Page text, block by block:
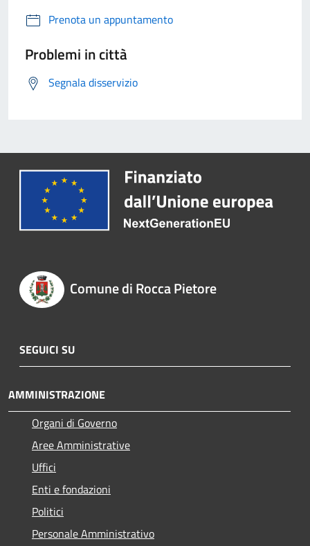
Prenota un appuntamento
Problemi in città
Segnala disservizio
Comune di Rocca Pietore
SEGUICI SU
AMMINISTRAZIONE
Organi di Governo
Aree Amministrative
Uffici
Enti e fondazioni
Politici
Personale Amministrativo